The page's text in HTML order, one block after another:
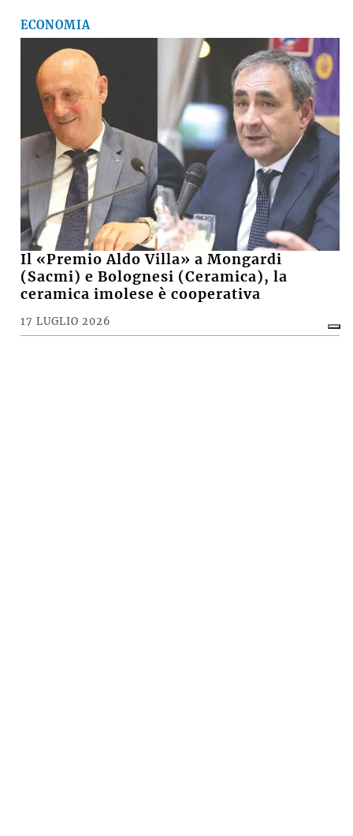
ECONOMIA
Il «Premio Aldo Villa» a Mongardi
(Sacmi) e Bolognesi (Ceramica), la
ceramica imolese è cooperativa
17 LUGLIO 2026